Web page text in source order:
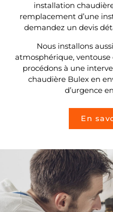
installation
remplacement d’une
demandez un devis
Nous installons
atmosphérique,
procédons à une
chaudière Bulex en
d’urgence
En